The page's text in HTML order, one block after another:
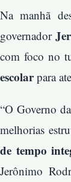
Na manhã
governador
com foco no
escolarpara
“O Governo
melhorias
de tempo
Jerônimo